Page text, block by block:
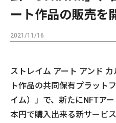
ート作品の販売を
2021/11/16
ストレイム アート アンド
ト作品の共同保有プラット
イム）」で、新たにNFTア
本円で購入出来る新サービ